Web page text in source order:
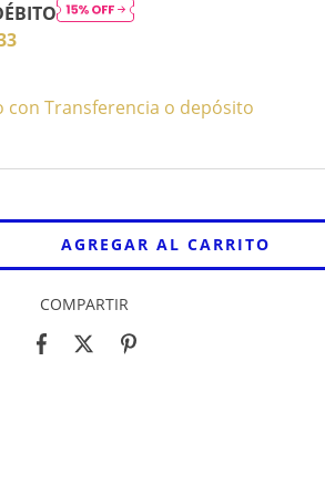
con Transferencia o depósito
COMPARTIR